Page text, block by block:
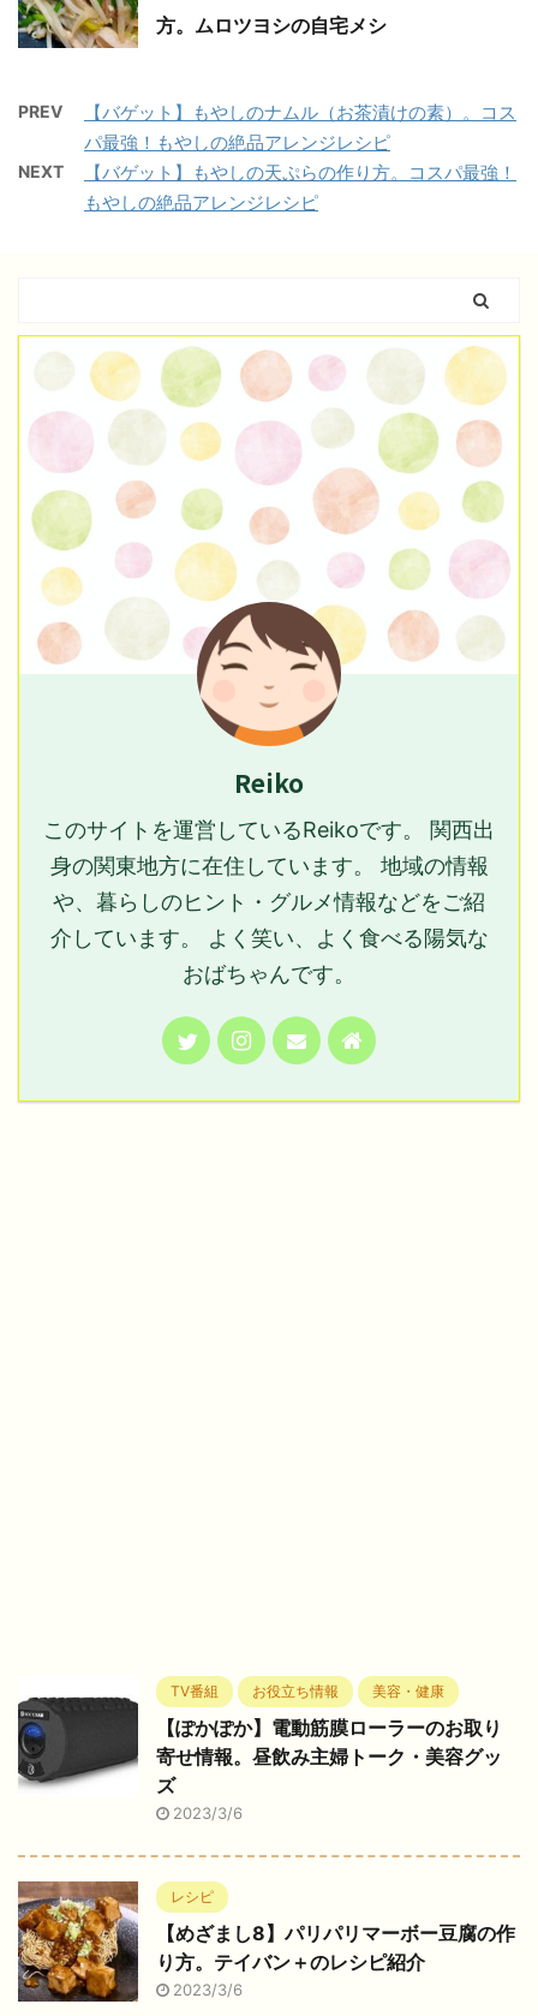
方。ムロツヨシの自宅メシ
PREV
【バゲット】もやしのナムル（お茶漬けの素）。コス
パ最強！もやしの絶品アレンジレシピ
NEXT
【バゲット】もやしの天ぷらの作り方。コスパ最強！
もやしの絶品アレンジレシピ
Reiko
このサイトを運営しているReikoです。 関西出
身の関東地方に在住しています。 地域の情報
や、暮らしのヒント・グルメ情報などをご紹
介しています。 よく笑い、よく食べる陽気な
おばちゃんです。
TV番組 お役立ち情報 美容・健康
【ぽかぽか】電動筋膜ローラーのお取り
寄せ情報。昼飲み主婦トーク・美容グッ
ズ
2023/3/6
レシピ
【めざまし8】パリパリマーボー豆腐の作
り方。テイバン＋のレシピ紹介
2023/3/6